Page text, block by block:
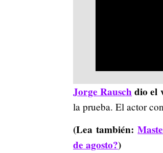
Jorge Rauschdio el
la prueba. El actor
(Lea también:
de agosto?)